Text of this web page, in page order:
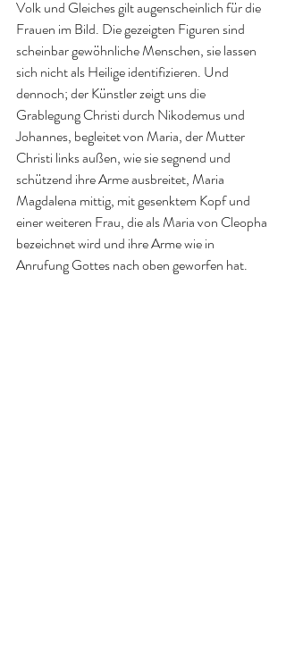
Volk und Gleiches gilt augenscheinlich für die
Frauen im Bild. Die gezeigten Figuren sind
scheinbar gewöhnliche Menschen, sie lassen
sich nicht als Heilige identifizieren. Und
dennoch; der Künstler zeigt uns die
Grablegung Christi durch Nikodemus und
Johannes, begleitet von Maria, der Mutter
Christi links außen, wie sie segnend und
schützend ihre Arme ausbreitet, Maria
Magdalena mittig, mit gesenktem Kopf und
einer weiteren Frau, die als Maria von Cleopha
bezeichnet wird und ihre Arme wie in
Anrufung Gottes nach oben geworfen hat.